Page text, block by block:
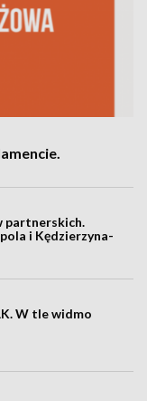
partnerskich.
i Kędzierzyna-
W tle widmo